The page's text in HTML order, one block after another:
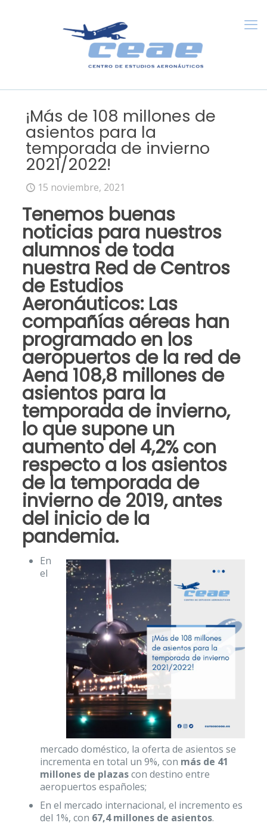
¡Más de 108 millones de
asientos para la
temporada de invierno
2021/2022!
15 noviembre, 2021
Tenemos buenas
noticias para nuestros
alumnos de toda
nuestra Red de Centros
de Estudios
Aeronáuticos: Las
compañías aéreas han
programado en los
aeropuertos de la red de
Aena 108,8 millones de
asientos para la
temporada de invierno,
lo que supone un
aumento del 4,2% con
respecto a los asientos
de la temporada de
invierno de 2019, antes
del inicio de la
pandemia.
En
el
mercado doméstico, la oferta de asientos se
incrementa en total un 9%, con más de 41
millones de plazascon destino entre
aeropuertos españoles;
En el mercado internacional, el incremento es
del 1%, con 67,4 millones de asientos.